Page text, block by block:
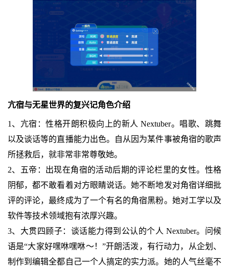
亢宿与无星世界的复兴记角色介绍
1、亢宿：性格开朗积极向上的新人 Nextuber。唱歌、跳舞
以及谈话等的直播能力出色。自从因为某件事被角宿的歌声
所拯救后，就非常非常尊敬她。
2、五帝：出现在角宿的活动后期的评论栏里的女性。性格
阴郁，都不敢看着对方眼睛说话。她不断地发对角宿详细批
评的评论，最终成为了一个有名的角宿黑粉。她对工学以及
软件等技术领域抱有浓厚兴趣。
3、大贯四顾子：谈话能力得到公认的个人 Nextuber。问候
语是“大家好嘿咻嘿咻～！”开朗活泼，有行动力，从企划、
制作到编辑全都自己一个人搞定的实力派。她的人气丝毫不